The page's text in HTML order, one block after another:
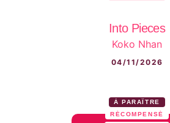
Into Pieces
Koko Nhan
04/11/2026
À PARAÎTRE
RÉCOMPENSÉ